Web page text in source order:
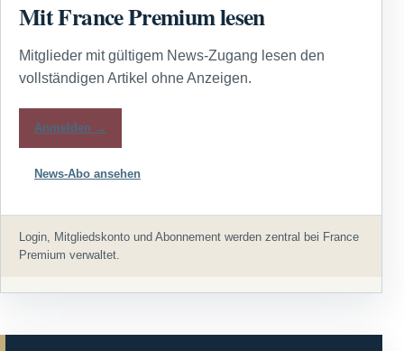
Mit France Premium lesen
Mitglieder mit gültigem News-Zugang lesen den
vollständigen Artikel ohne Anzeigen.
Anmelden →
News-Abo ansehen
Login, Mitgliedskonto und Abonnement werden zentral bei France
Premium verwaltet.